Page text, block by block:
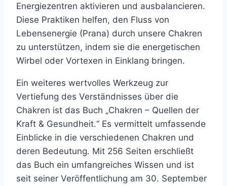
Energiezentren aktivieren und ausbalancieren.
Diese Praktiken helfen, den Fluss von
Lebensenergie (Prana) durch unsere Chakren
zu unterstützen, indem sie die energetischen
Wirbel oder Vortexen in Einklang bringen.
Ein weiteres wertvolles Werkzeug zur
Vertiefung des Verständnisses über die
Chakren ist das Buch „Chakren – Quellen der
Kraft & Gesundheit.“ Es vermittelt umfassende
Einblicke in die verschiedenen Chakren und
deren Bedeutung. Mit 256 Seiten erschließt
das Buch ein umfangreiches Wissen und ist
seit seiner Veröffentlichung am 30. September